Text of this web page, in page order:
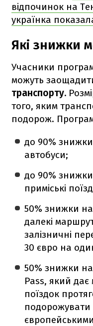
відпочинок на
українка
Які знижки
Учасники
можуть
транспорту.
того, яким
подорож.
до 90% знижки
автобуси;
до 90% знижки
приміські
50% знижки
далекі
залізничні
30 євро на
50% знижки
Pass, який дає
поїздок
подорожувати